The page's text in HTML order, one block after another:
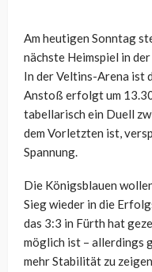
Am heutigen Sonntag
nächste Heimspiel in
In der Veltins-Arena ist
Anstoß erfolgt um
tabellarisch ein Duell
dem Vorletzten ist,
Spannung.
Die Königsblauen
Sieg wieder in die
das 3:3 in Fürth hat
möglich ist – allerdings
mehr Stabilität zu